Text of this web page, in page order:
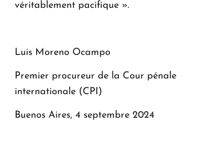
véritablement pacifique ».
Luis Moreno Ocampo
Premier procureur de la Cour pénale
internationale (CPI)
Buenos Aires, 4 septembre 2024